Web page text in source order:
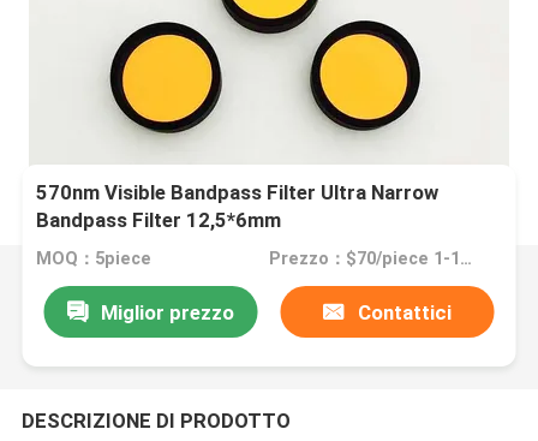
570nm Visible Bandpass Filter Ultra Narrow
Bandpass Filter 12,5*6mm
MOQ：5piece Prezzo：$70/piece 1-10pieces; $65/piece 11-50pieces; $60/piece >=51pieces
Miglior prezzo Contattici
DESCRIZIONE DI PRODOTTO